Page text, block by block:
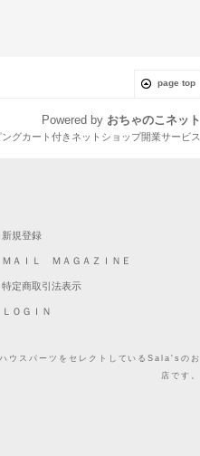
page top
Powered by おちゃのこネット
グカート付きネットショップ開業サービス
新規登録
ＭＡＩＬ ＭＡＧＡＺＩＮＥ
特定商取引法表示
ＬＯＧＩＮ
ウスパーツをセレクトしているSala'sのお
店です。